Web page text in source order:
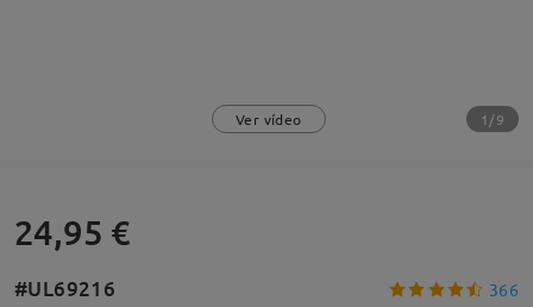
Ver vídeo 1/9
24,95 €
#UL69216 366